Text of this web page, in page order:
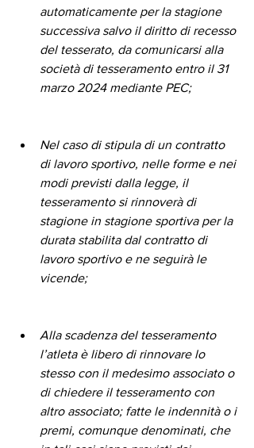
automaticamente per la stagione
successiva salvo il diritto di recesso
del tesserato, da comunicarsi alla
società di tesseramento entro il 31
marzo 2024 mediante PEC;
Nel caso di stipula di un contratto
di lavoro sportivo, nelle forme e nei
modi previsti dalla legge, il
tesseramento si rinnoverà di
stagione in stagione sportiva per la
durata stabilita dal contratto di
lavoro sportivo e ne seguirà le
vicende;
Alla scadenza del tesseramento
l’atleta è libero di rinnovare lo
stesso con il medesimo associato o
di chiedere il tesseramento con
altro associato; fatte le indennità o i
premi, comunque denominati, che